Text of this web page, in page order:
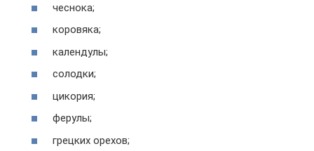
чеснока;
коровяка;
календулы;
солодки;
цикория;
ферулы;
грецких орехов;